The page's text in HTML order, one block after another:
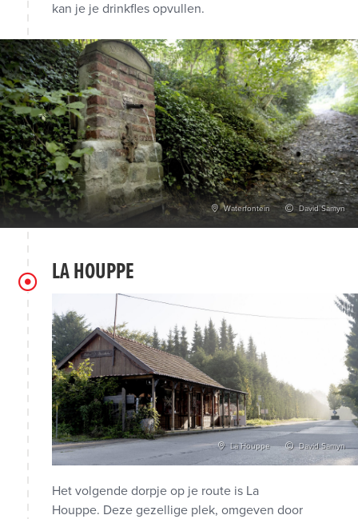
Waterfontein David Samyn
kan je je drinkfles opvullen.
LA HOUPPE
La Houppe David Samyn
Het volgende dorpje op je route is La
Houppe. Deze gezellige plek, omgeven door